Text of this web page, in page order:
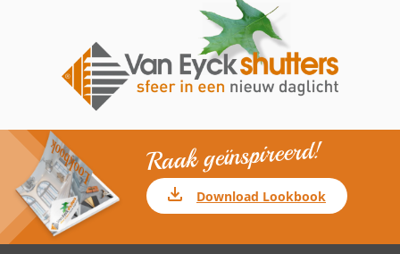
Raak geïnspireerd!
Download Lookbook